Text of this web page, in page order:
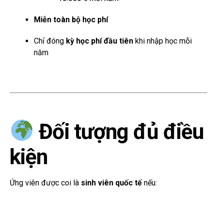
Miễn toàn bộ học phí
Chỉ đóng kỳ học phí đầu tiên khi nhập học mỗi
năm
Đối tượng đủ điều
kiện
Ứng viên được coi là sinh viên quốc tếnếu: